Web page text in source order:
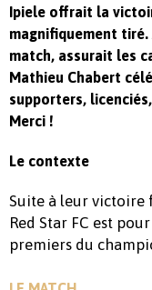
Ipiele offrait la
magnifiquement tiré.
match, assurait les
Mathieu Chabert
supporters,
Merci !
Le contexte
Suite à leur victoire
Red Star FC est
premiers du